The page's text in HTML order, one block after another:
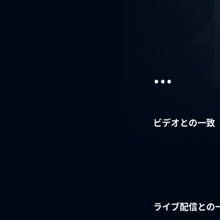
...
ビデオとの一致
ライブ配信との